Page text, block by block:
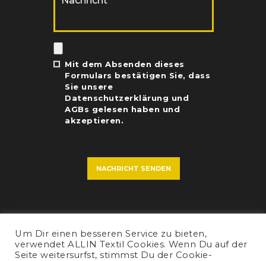
Mit dem Absenden dieses
Formulars bestätigen Sie, dass
Sie unsere
Datenschutzerklärung und
AGBs gelesen haben und
akzeptieren.
KONTAKT IMPRESSUM DATENSCHUTZ AGB
Um Dir einen besseren Service zu bieten,
verwendet ALLIN Textil Cookies. Wenn Du auf der
Seite weitersurfst, stimmst Du der Cookie-